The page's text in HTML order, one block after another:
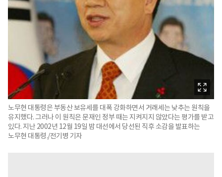
노무현 대통령은 부동산 보유세를 대폭 강화하면서 거래세는 낮추는 원칙을
유지했다. 그러나 이 원칙은 문재인 정부 때는 지켜지지 않았다는 평가를 받고
있다. 지난 2002년 12월 19일 밤 대선에서 당선된 직후 소감을 발표하는
노무현 대통령./전기병 기자